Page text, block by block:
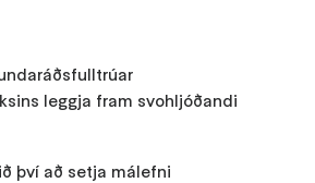
leggja fram svohljóðandi
því að setja málefni